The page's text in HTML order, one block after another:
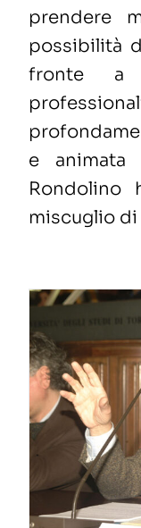
prendere
possibilità
fronte a
e animata
Rondolino
miscuglio